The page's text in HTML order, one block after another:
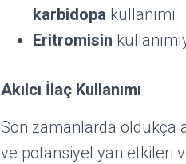
karbidopa kullanımı
Eritromisin
Akılcı İlaç Kullanımı
Son zamanlarda oldukça
ve potansiyel yan etkileri